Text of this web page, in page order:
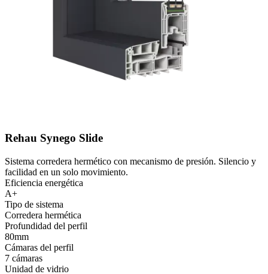
Rehau Synego Slide
Sistema corredera hermético con mecanismo de presión. Silencio y
facilidad en un solo movimiento.
Eficiencia energética
A+
Tipo de sistema
Corredera hermética
Profundidad del perfil
80mm
Cámaras del perfil
7 cámaras
Unidad de vidrio